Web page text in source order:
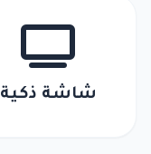
شاشة ذكية